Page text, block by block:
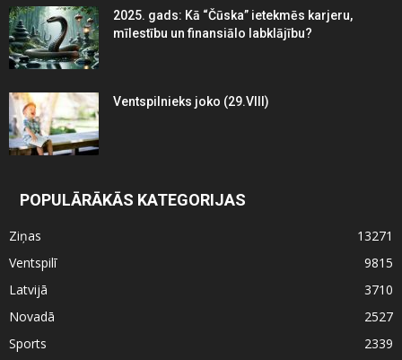
2025. gads: Kā “Čūska” ietekmēs karjeru,
mīlestību un finansiālo labklājību?
Ventspilnieks joko (29.VIII)
POPULĀRĀKĀS KATEGORIJAS
Ziņas
13271
Ventspilī
9815
Latvijā
3710
Novadā
2527
Sports
2339